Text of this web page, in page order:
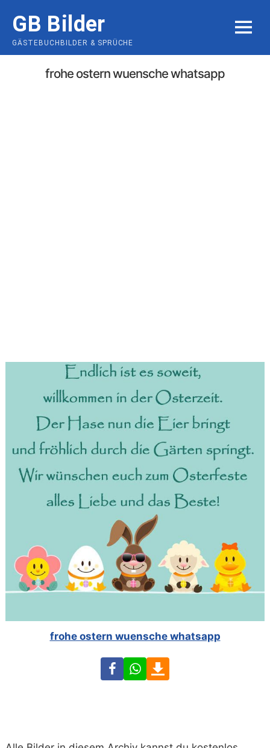
content
GB Bilder
GÄSTEBUCHBILDER & SPRÜCHE
MENU
frohe ostern wuensche whatsapp
frohe ostern wuensche whatsapp
FacebookWhatsApp